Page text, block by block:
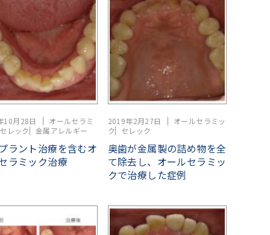
10月28日
オールセラミ
セレック
金属アレルギー
ラント治療を含むオ
ラミック治療
2019年2月27日
オールセラミッ
ク
セレック
奥歯が金属製の詰め物を全
て除去し、オールセラミッ
クで治療した症例